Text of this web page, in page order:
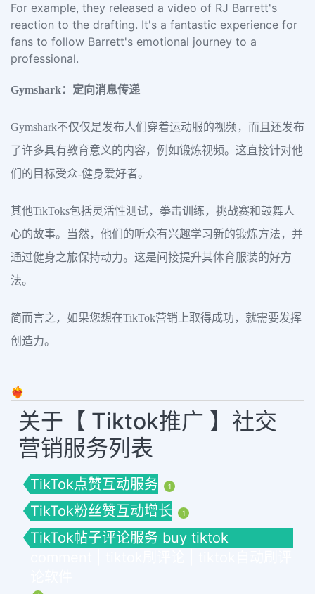
For example, they released a video of RJ Barrett's
reaction to the drafting. It's a fantastic experience for
fans to follow Barrett's emotional journey to a
professional.
Gymshark：定向消息传递
Gymshark不仅仅是发布人们穿着运动服的视频，而且还发布
了许多具有教育意义的内容，例如锻炼视频。这直接针对他
们的目标受众-健身爱好者。
其他TikToks包括灵活性测试，拳击训练，挑战赛和鼓舞人
心的故事。当然，他们的听众有兴趣学习新的锻炼方法，并
通过健身之旅保持动力。这是间接提升其体育服装的好方
法。
简而言之，如果您想在TikTok营销上取得成功，就需要发挥
创造力。
❤️‍🔥
关于【 Tiktok推广 】社交
营销服务列表
TikTok点赞互动服务 1
TikTok粉丝赞互动增长 1
TikTok帖子评论服务 buy tiktok